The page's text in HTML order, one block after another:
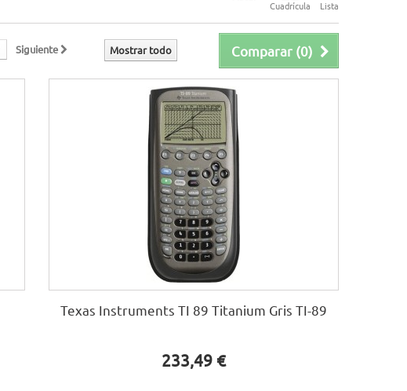
Cuadrícula Lista
Comparar (0)
Mostrar todo
Siguiente
Texas Instruments TI 89 Titanium Gris TI-89
233,49 €